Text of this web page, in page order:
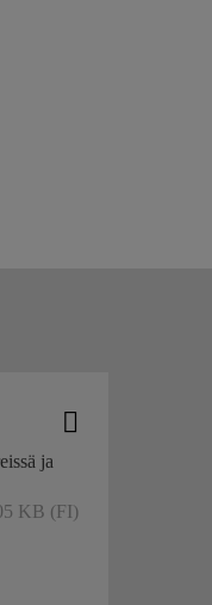
ja
KB (FI)